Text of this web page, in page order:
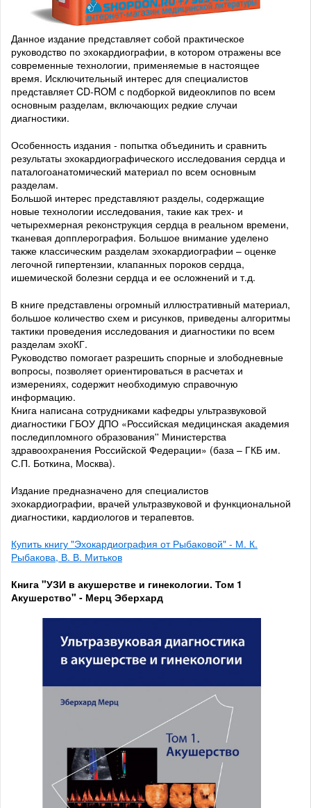
Данное издание представляет собой практическое
руководство по эхокардиографии, в котором отражены все
современные технологии, применяемые в настоящее
время. Исключительный интерес для специалистов
представляет CD-ROM с подборкой видеоклипов по всем
основным разделам, включающих редкие случаи
диагностики.
Особенность издания - попытка объединить и сравнить
результаты эхокардиографического исследования сердца и
паталогоанатомический материал по всем основным
разделам.
Большой интерес представляют разделы, содержащие
новые технологии исследования, такие как трех- и
четырехмерная реконструкция сердца в реальном времени,
тканевая допплерография. Большое внимание уделено
также классическим разделам эхокардиографии – оценке
легочной гипертензии, клапанных пороков сердца,
ишемической болезни сердца и ее осложнений и т.д.
В книге представлены огромный иллюстративный материал,
большое количество схем и рисунков, приведены алгоритмы
тактики проведения исследования и диагностики по всем
разделам эхоКГ.
Руководство помогает разрешить спорные и злободневные
вопросы, позволяет ориентироваться в расчетах и
измерениях, содержит необходимую справочную
информацию.
Книга написана сотрудниками кафедры ультразвуковой
диагностики ГБОУ ДПО «Российская медицинская академия
последипломного образования'' Министерства
здравоохранения Российской Федерации» (база – ГКБ им.
С.П. Боткина, Москва).
Издание предназначено для специалистов
эхокардиографии, врачей ультразвуковой и функциональной
диагностики, кардиологов и терапевтов.
Купить книгу "Эхокардиография от Рыбаковой" - М. К.
Рыбакова, В. В. Митьков
Книга "УЗИ в акушерстве и гинекологии. Том 1
Акушерство" - Мерц Эберхард